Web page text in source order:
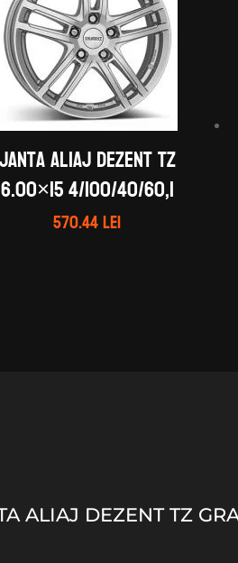
Janta aliaj DEZENT TZ
6.00×15 4/100/40/60,1
570.44lei
ALIAJ DEZENT TZ